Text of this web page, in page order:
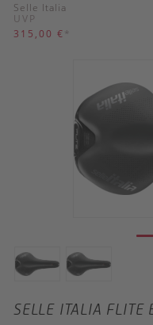
Selle Italia
UVP
315,00 € *
SELLE ITALIA FLITE